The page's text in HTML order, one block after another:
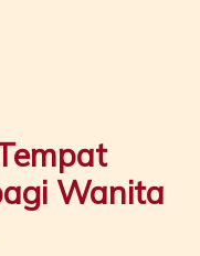
Wanita